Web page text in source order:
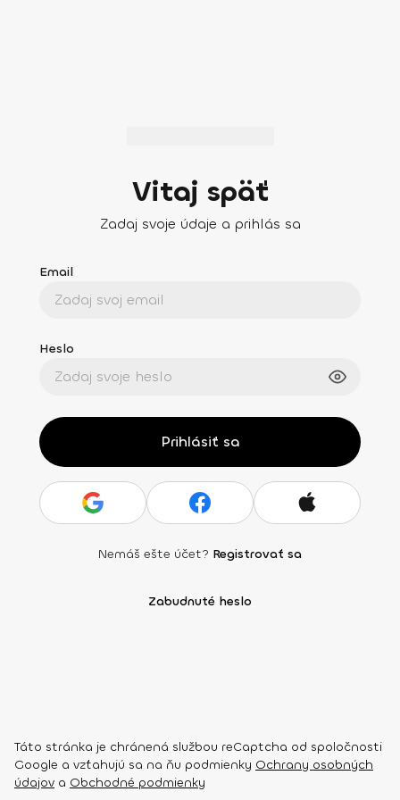
Vitaj späť
Zadaj svoje údaje a prihlás sa
Email
Heslo
Prihlásiť sa
Nemáš ešte účet? Registrovať sa
Zabudnuté heslo
Táto stránka je chránená službou reCaptcha od spoločnosti
Google a vzťahujú sa na ňu podmienky Ochrany osobných
údajov a Obchodné podmienky